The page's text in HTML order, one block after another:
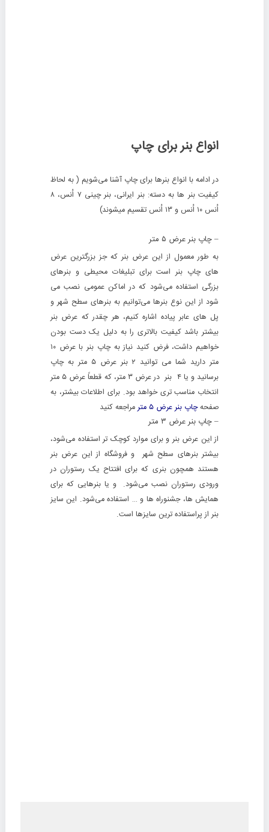
انواع بنر برای چاپ
در ادامه با انواع بنرها برای چاپ آشنا می‌شویم ( به لحاظ
کیفیت بنر ها به دسته: بنر ایرانی، بنر چینی ۷ اُنس، ۸
اُنس ۱۰ اُنس و ۱۳ اُنس تقسیم میشوند)
– چاپ بنر عرض ۵ متر
به طور معمول از این عرض بنر که جز بزرگترین عرض
های چاپ بنر است برای تبلیغات محیطی و بنرهای
بزرگی استفاده می‌شود که در اماکن عمومی نصب می
شود‌ از این نوع بنرها می‌توانیم به بنرهای سطح شهر و
پل های عابر پیاده اشاره کنیم، هر چقدر که عرض بنر
بیشتر باشد کیفیت بالاتری را به دلیل یک دست بودن
خواهیم داشت، فرض کنید نیاز به چاپ بنر با عرض ۱۰
متر دارید شما می توانید ۲ بنر عرض ۵ متر به چاپ
برسانید و یا ۴ بنر در عرض ۳ متر، که قطعاً عرض ۵ متر
انتخاب مناسب تری خواهد بود. برای اطلاعات بیشتر، به
صفحهچاپ بنر عرض ۵ متر مراجعه کنید
– چاپ بنر عرض ۳ متر
از این عرض بنر و برای موارد کوچک تر استفاده می‌شود،
بیشتر بنرهای سطح شهر و فروشگاه از این عرض بنر
هستند همچون بنری که برای افتتاح یک رستوران در
ورودی رستوران نصب می‌شود. و یا بنرهایی که برای
همایش ها، جشنوراه ها و … استفاده می‌شود. این سایز
بنر از پراستفاده ترین سایزها است.